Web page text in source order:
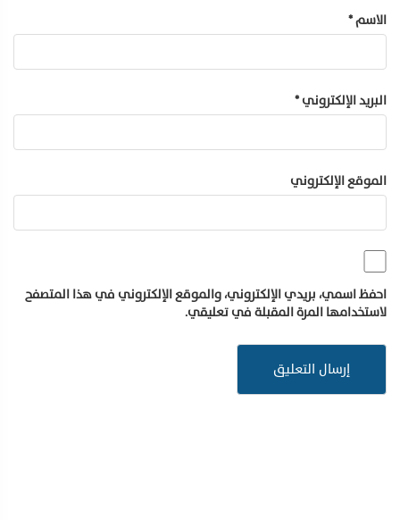
الاسم*
البريد الإلكتروني*
الموقع الإلكتروني
احفظ اسمي، بريدي الإلكتروني، والموقع الإلكتروني في هذا المتصفح
لاستخدامها المرة المقبلة في تعليقي.